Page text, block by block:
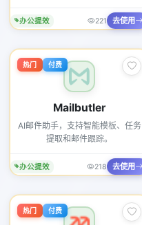
办公提效 221 去使用
热门 付费
Mailbutler
AI邮件助手，支持智能模板、任务
提取和邮件跟踪。
办公提效 218 去使用
热门 付费